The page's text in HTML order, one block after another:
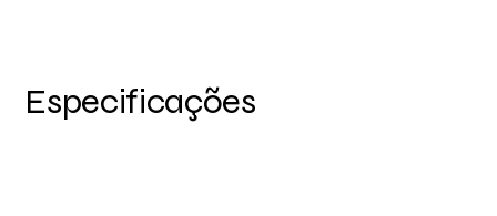
Especificações